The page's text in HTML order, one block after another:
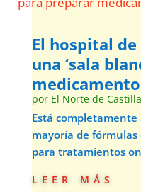
El hospital
una ‘sala
por El Norte de Castilla
Está
mayoría de
para tratamientos
leer más